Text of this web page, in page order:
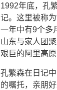
1992年底，孔
记。这里被称
一年中有9个多
山东与家人团
艰巨的阿里高
孔繁森在日记
的嘱托，亲朋